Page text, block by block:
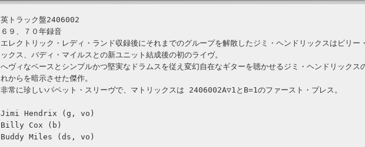
英トラック盤2406002
６９、７０年録音
エレクトリック・レディ・ランド収録後にそれまでのグループを解散したジミ・ヘンドリックスはビリー
ックス、バディ・マイルスとの新ユニット結成後の初のライヴ。
へヴィなベースとシンプルかつ堅実なドラムスを従え変幻自在なギターを聴かせるジミ・ヘンドリックス
れからを暗示させた傑作。
非常に珍しいパペット・スリーヴで、マトリックスは 2406002A▽1とB=1のファースト・プレス。
Jimi Hendrix (g, vo)
Billy Cox (b)
Buddy Miles (ds, vo)